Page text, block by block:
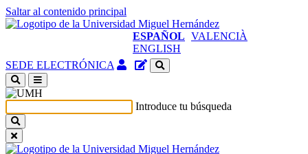
Saltar al contenido principal
ESPAÑOL VALENCIÀ
ENGLISH
SEDE ELECTRÓNICA Acceso
identificado
en
ventana
Gestor
del
sitio
Introduce tu búsqueda